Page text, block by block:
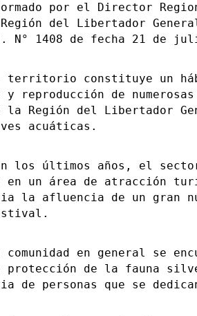
por el Director
Región del Libertador
N° 1408 de fecha 21 de
constituye un
reproducción de
Región del Libertador
acuáticas.
últimos años, el sector
en un área de atracción
la afluencia de un gran
en general se
protección de la fauna
de personas que se